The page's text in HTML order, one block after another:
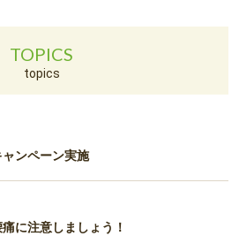
TOPICS
topics
ャンペーン実施
に注意しましょう！